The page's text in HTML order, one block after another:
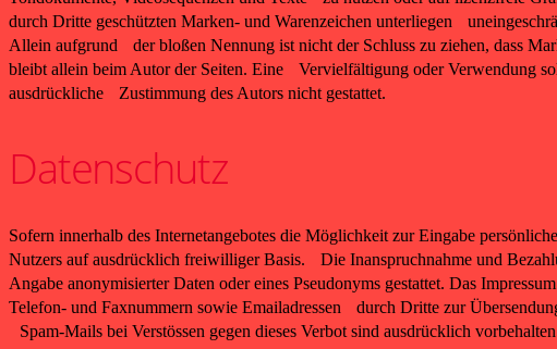
durch Dritte geschützten Marken- und Warenzeichen unterliegen
Allein aufgrund der bloßen Nennung ist nicht der Schluss zu ziehen, dass
bleibt allein beim Autor der Seiten. Eine Vervielfältigung oder Verwendung
ausdrückliche Zustimmung des Autors nicht gestattet.
Datenschutz
Sofern innerhalb des Internetangebotes die Möglichkeit zur Eingabe
Nutzers auf ausdrücklich freiwilliger Basis. Die Inanspruchnahme und
Angabe anonymisierter Daten oder eines Pseudonyms gestattet. Das
Telefon- und Faxnummern sowie Emailadressen durch Dritte zur
Spam-Mails bei Verstössen gegen dieses Verbot sind ausdrücklich